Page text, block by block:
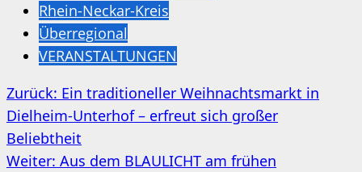
Rhein-Neckar-Kreis
Überregional
VERANSTALTUNGEN
Beitragsnavigation
Zurück: Ein traditioneller Weihnachtsmarkt in
Dielheim-Unterhof – erfreut sich großer
Beliebtheit
Weiter: Aus dem BLAULICHT am frühen